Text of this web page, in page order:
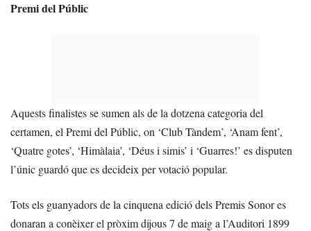
Premi del Públic
Aquests finalistes se sumen als de la dotzena categoria del
certamen, el Premi del Públic, on ‘Club Tàndem’, ‘Anam fent’,
‘Quatre gotes’, ‘Himàlaia’, ‘Déus i simis’ i ‘Guarres!’ es disputen
l’únic guardó que es decideix per votació popular.
Tots els guanyadors de la cinquena edició dels Premis Sonor es
donaran a conèixer el pròxim dijous 7 de maig a l’Auditori 1899